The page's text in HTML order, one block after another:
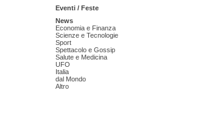
Eventi / Feste
News
Economia e Finanza
Scienze e Tecnologie
Sport
Spettacolo e Gossip
Salute e Medicina
UFO
Italia
dal Mondo
Altro